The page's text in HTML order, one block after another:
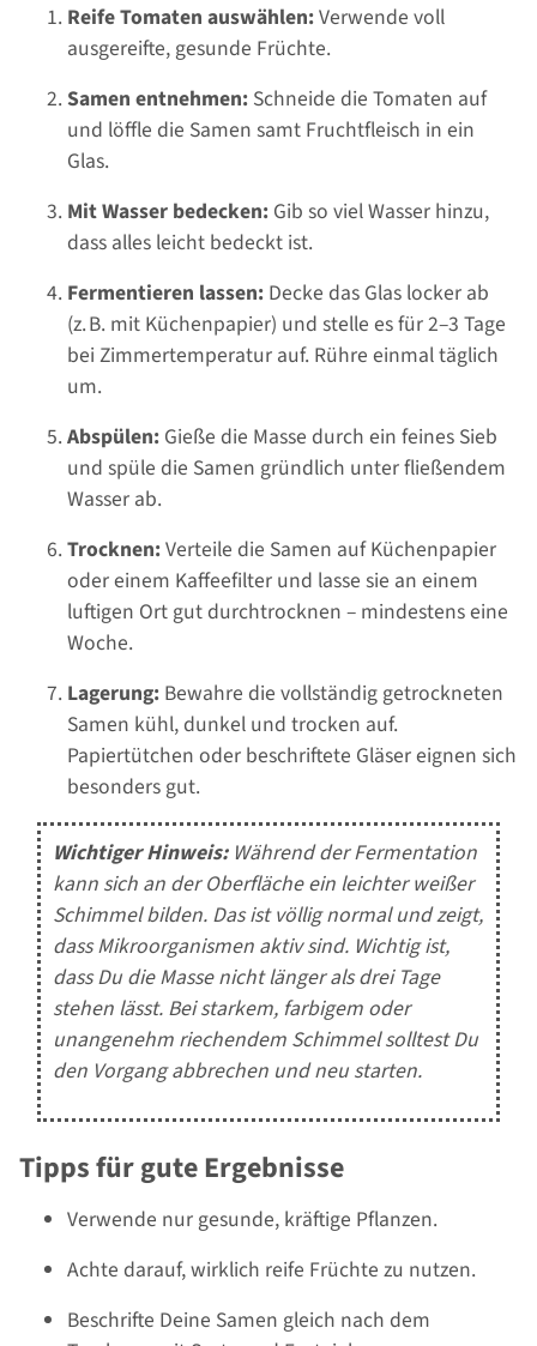
Reife Tomaten auswählen:Verwende voll
ausgereifte, gesunde Früchte.
Samen entnehmen: Schneide die Tomaten auf
und löffle die Samen samt Fruchtfleisch in ein
Glas.
Mit Wasser bedecken: Gib so viel Wasser hinzu,
dass alles leicht bedeckt ist.
Fermentieren lassen: Decke das Glas locker ab
(z. B. mit Küchenpapier) und stelle es für 2–3 Tage
bei Zimmertemperatur auf. Rühre einmal täglich
um.
Abspülen: Gieße die Masse durch ein feines Sieb
und spüle die Samen gründlich unter fließendem
Wasser ab.
Trocknen:Verteile die Samen auf Küchenpapier
oder einem Kaffeefilter und lasse sie an einem
luftigen Ort gut durchtrocknen – mindestens eine
Woche.
Lagerung: Bewahre die vollständig getrockneten
Samen kühl, dunkel und trocken auf.
Papiertütchen oder beschriftete Gläser eignen sich
besonders gut.
Wichtiger Hinweis:Während der Fermentation
kann sich an der Oberfläche ein leichter weißer
Schimmel bilden. Das ist völlig normal und zeigt,
dass Mikroorganismen aktiv sind. Wichtig ist,
dass Du die Masse nicht länger als drei Tage
stehen lässt. Bei starkem, farbigem oder
unangenehm riechendem Schimmel solltest Du
den Vorgang abbrechen und neu starten.
Tipps für gute Ergebnisse
Verwende nur gesunde, kräftige Pflanzen.
Achte darauf, wirklich reife Früchte zu nutzen.
Beschrifte Deine Samen gleich nach dem